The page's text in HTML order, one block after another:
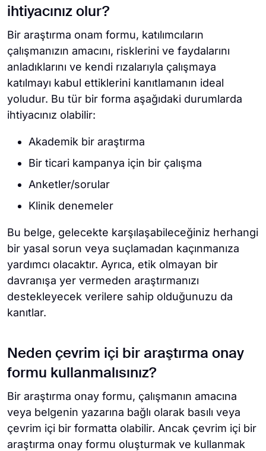
ihtiyacınız olur?
Bir araştırma onam formu, katılımcıların
çalışmanızın amacını, risklerini ve faydalarını
anladıklarını ve kendi rızalarıyla çalışmaya
katılmayı kabul ettiklerini kanıtlamanın ideal
yoludur. Bu tür bir forma aşağıdaki durumlarda
ihtiyacınız olabilir:
Akademik bir araştırma
Bir ticari kampanya için bir çalışma
Anketler/sorular
Klinik denemeler
Bu belge, gelecekte karşılaşabileceğiniz herhangi
bir yasal sorun veya suçlamadan kaçınmanıza
yardımcı olacaktır. Ayrıca, etik olmayan bir
davranışa yer vermeden araştırmanızı
destekleyecek verilere sahip olduğunuzu da
kanıtlar.
Neden çevrim içi bir araştırma onay
formu kullanmalısınız?
Bir araştırma onay formu, çalışmanın amacına
veya belgenin yazarına bağlı olarak basılı veya
çevrim içi bir formatta olabilir. Ancak çevrim içi bir
araştırma onay formu oluşturmak ve kullanmak